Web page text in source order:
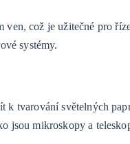
ven, což je užitečné pro
systémy.
k tvarování světelných
jsou mikroskopy a